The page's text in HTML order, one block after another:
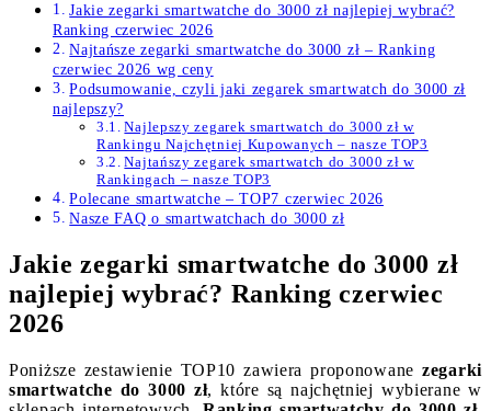
Jakie zegarki smartwatche do 3000 zł najlepiej wybrać?
Ranking czerwiec 2026
Najtańsze zegarki smartwatche do 3000 zł – Ranking
czerwiec 2026 wg ceny
Podsumowanie, czyli jaki zegarek smartwatch do 3000 zł
najlepszy?
Najlepszy zegarek smartwatch do 3000 zł w
Rankingu Najchętniej Kupowanych – nasze TOP3
Najtańszy zegarek smartwatch do 3000 zł w
Rankingach – nasze TOP3
Polecane smartwatche – TOP7 czerwiec 2026
Nasze FAQ o smartwatchach do 3000 zł
Jakie zegarki smartwatche do 3000 zł
najlepiej wybrać? Ranking czerwiec
2026
Poniższe zestawienie TOP10 zawiera proponowanezegarki
smartwatche do 3000 zł, które są najchętniej wybierane w